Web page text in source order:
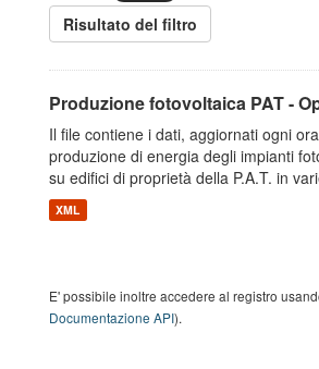
Risultato del filtro
Produzione fotovoltaica PAT -
Il file contiene i dati, aggiornati ogni
produzione di energia degli impianti
su edifici di proprietà della P.A.T. in
XML
E' possibile inoltre accedere al registro
Documentazione API).